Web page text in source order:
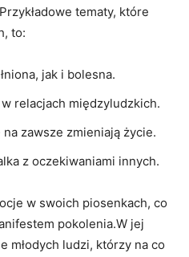
tematy, które
‍to:
jak i bolesna.
relacjach międzyludzkich.
zawsze zmieniają życie.
z oczekiwaniami innych.
w swoich piosenkach, ‌co
pokolenia.W jej
‌młodych ludzi, którzy na co